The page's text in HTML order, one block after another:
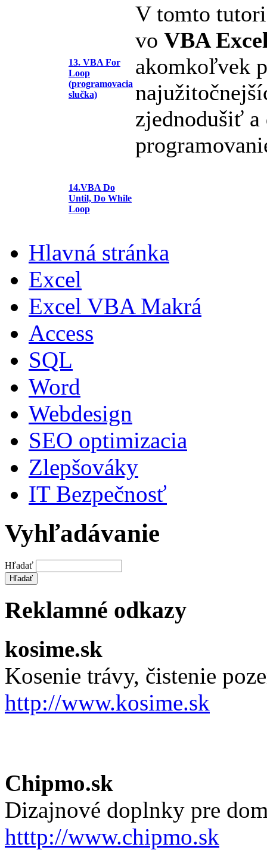
13. VBA For
Loop
(programovacia
slučka)
V tomto
vo VBA
akomkoľvek
zjednodušiť
14.VBA Do
Until, Do While
Loop
Hlavná stránka
Excel
Excel VBA Makrá
Access
SQL
Word
Webdesign
SEO optimizacia
Zlepšováky
IT Bezpečnosť
Vyhľadávanie
Hľadať
Reklamné odkazy
kosime.sk
Kosenie trávy, čistenie
http://www.kosime.sk
Chipmo.sk
Dizajnové doplnky pre
htttp://www.chipmo.sk